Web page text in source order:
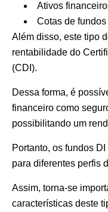
Ativos
Cotas de
Além disso, este tipo
rentabilidade do
(CDI).
Dessa forma, é
financeiro como
possibilitando um
Portanto, os fundos
para diferentes perfis
Assim, torna-se
características deste